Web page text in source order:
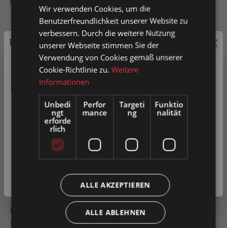
In den Warenkorb
Artikel-Nr.0052263
Zum Merkzettel hinzufügen
Produkt vergleichen
Fragen zum Produkt
Leichtrollenbahn Bahnlänge 3000mm Tragrollen
Stahlrolle ø 50 x 1,5 mm, verzinkt, mit Konuslager,
Preisauszeichnung
Privatkunden können Preise mit MwSt. (brutto) und
Geschäftskunden Preise ohne MwSt. (netto) angezeigt
werden.
Bitte wählen Sie Ihre bevorzugte Einstellung:
Privatkunde
Geschäftskunde( exkl. MwSt. )
Wir verwenden Cookies, um die
Benutzerfreundlichkeit unserer Website zu
verbessern. Durch die weitere Nutzung
unserer Webseite stimmen Sie der
Verwendung von Cookies gemäß unserer
Cookie-Richtlinie zu.Weitere
Informationen
Unbedi
ngt
erforde
rlich
Perfor
mance
Targeti
ng
Funktio
nalität
ALLE AKZEPTIEREN
ALLE ABLEHNEN